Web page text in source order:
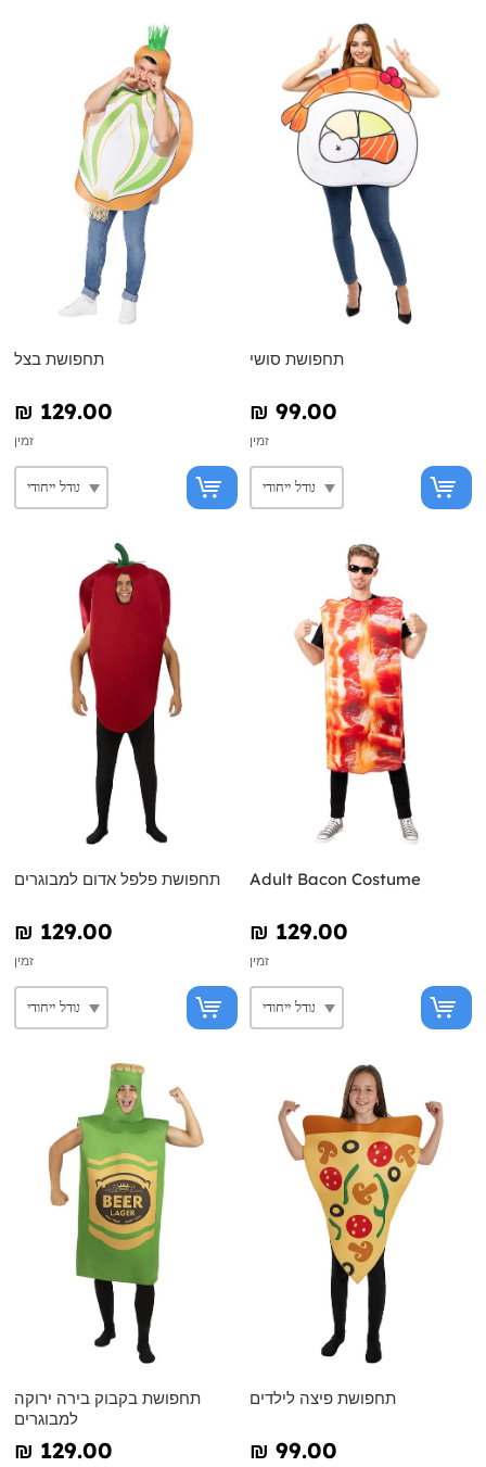
תחפושת בצל
₪‎ 129.00
זמין
תחפושת סושי
₪‎ 99.00
זמין
תחפושת פלפל אדום למבוגרים
₪‎ 129.00
זמין
Adult Bacon Costume
₪‎ 129.00
זמין
תחפושת בקבוק בירה ירוקה
למבוגרים
₪‎ 129.00
תחפושת פיצה לילדים
₪‎ 99.00